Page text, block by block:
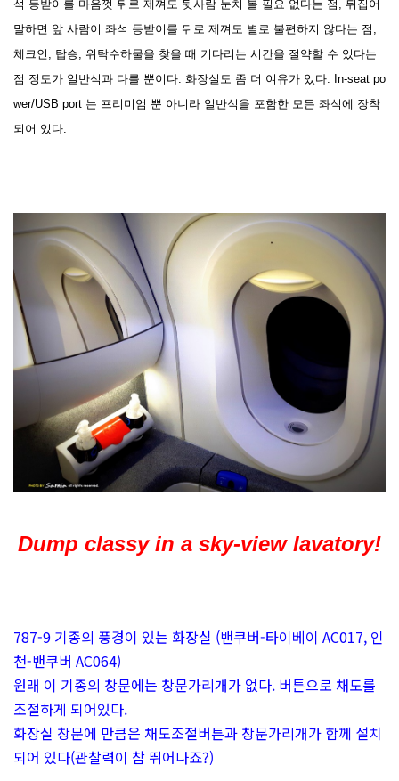
석 등받이를 마음껏 뒤로 제껴도 뒷사람 눈치 볼 필요 없다는 점, 뒤집어
말하면 앞 사람이 좌석 등받이를 뒤로 제껴도 별로 불편하지 않다는 점,
체크인, 탑승, 위탁수하물을 찾을 때 기다리는 시간을 절약할 수 있다는
점 정도가 일반석과 다를 뿐이다. 화장실도 좀 더 여유가 있다. In-seat po
wer/USB port 는 프리미엄 뿐 아니라 일반석을 포함한 모든 좌석에 장착
되어 있다.
Dump classy in a sky-view lavatory!
787-9 기종의 풍경이 있는 화장실 (밴쿠버-타이베이 AC017, 인
천-밴쿠버 AC064)
원래 이 기종의 창문에는 창문가리개가 없다. 버튼으로 채도를
조절하게 되어있다.
화장실 창문에 만큼은 채도조절버튼과 창문가리개가 함께 설치
되어 있다(관찰력이 참 뛰어나죠?)